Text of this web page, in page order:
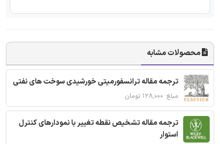
محصولات مشابه
ترجمه مقاله ترانسفورمیتی خورشیدی سوخت های نفتی
مبلغ: ۱۲۸,۰۰۰ تومان
ترجمه مقاله تشخیص نقطه تغییر با نمودارهای کنترل
استوار